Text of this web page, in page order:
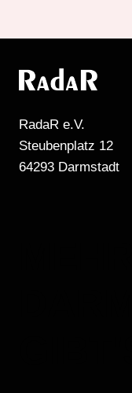
RadaR e.V.
Steubenplatz 12
64293 Darmstadt